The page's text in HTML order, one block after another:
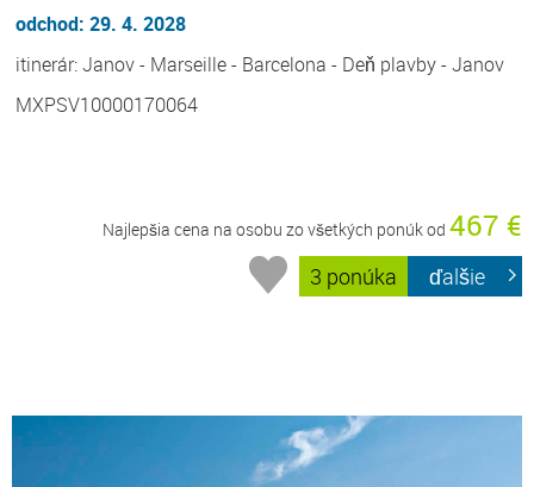
odchod: 29. 4. 2028
itinerár: Janov - Marseille - Barcelona - Deň plavby - Janov
MXPSV10000170064
Najlepšia cena na osobu zo všetkých ponúk od 467 €
3 ponúka ďalšie